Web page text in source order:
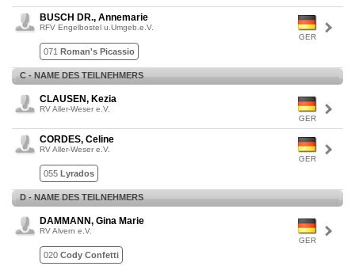
GER
BUSCH DR., Annemarie
RFV Engelbostel u.Umgeb.e.V.
071 Roman's Picassio
C - NAME DES TEILNEHMERS
GER
CLAUSEN, Kezia
RV Aller-Weser e.V.
GER
CORDES, Celine
RV Aller-Weser e.V.
055 Lyrados
D - NAME DES TEILNEHMERS
GER
DAMMANN, Gina Marie
RV Alvern e.V.
020 Cody Confetti